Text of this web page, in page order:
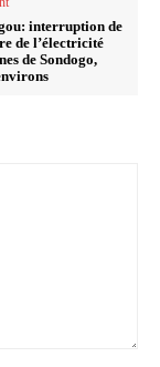
interruption de
de l’électricité
de Sondogo,